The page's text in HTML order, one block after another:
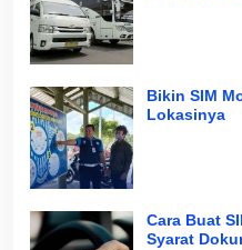
Bikin SIM
Lokasinya
Cara Buat
Syarat